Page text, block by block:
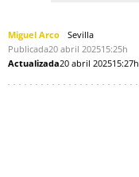
Miguel Arco
Sevilla
Publicada20 abril 202515:25h
Actualizada20 abril 202515:27h